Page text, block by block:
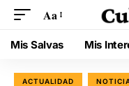
Aa
Mis Salvas Mis
ACTUALIDAD